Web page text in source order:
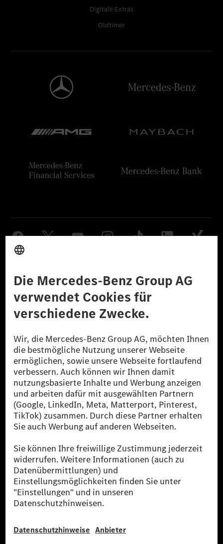
Digitale Extras
Oldtimer
Datenschutz Lizenzhinweise Dritter Barrierefreiheit
© 2026 Mercedes-Benz Group AG. Alle Rechte vorbehalten.
[1] Bilanziell CO₂-neutral bedeutet, dass nicht vermiedene oder nicht
reduzierte CO₂-Emissionen bei der Mercedes-Benz Group durch
zertifizierte Ausgleichsprojekte kompensiert werden.
[2] Renewable Charging ist ein integraler Bestandteil von MB.CHARGE
Public in Europa, den USA, Kanada und China. Sofern an der jeweiligen
Ladestation noch kein Strom aus erneuerbaren Energien vorliegt,
verwendet Renewable Charging Grünstromzertifikate*. Diese stellen
sicher, dass für Ladevorgänge über MB.CHARGE Public eine äquivalente
Strommenge aus erneuerbaren Energien ins Stromnetz eingespeist wird.
* Inkl. EKOenergy Ökolabel
* Die angegebenen Werte wurden nach dem vorgeschriebenen
Messverfahren WLTP (Worldwide harmonised Light vehicles Test
Procedure) ermittelt. Die angegebenen Spannweiten beziehen sich auf
den europäischen Markt. Der Energieverbrauch und der CO₂-Ausstoß
eines Pkw sind nicht nur von der effizienten Ausnutzung des Kraftstoffs
bzw. des Energieträgers durch den Pkw, sondern auch vom Fahrstil und
** Der Stromverbrauch wurde auf der Grundlage der VO 692/2008/EG